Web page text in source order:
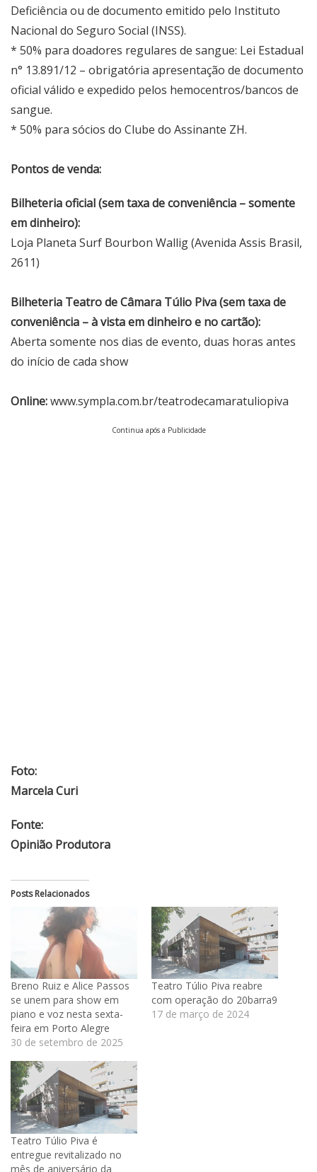
Deficiência ou de documento emitido pelo Instituto
Nacional do Seguro Social (INSS).
* 50% para doadores regulares de sangue: Lei Estadual
n° 13.891/12 – obrigatória apresentação de documento
oficial válido e expedido pelos hemocentros/bancos de
sangue.
* 50% para sócios do Clube do Assinante ZH.
Pontos de venda:
Bilheteria oficial (sem taxa de conveniência – somente
em dinheiro):
Loja Planeta Surf Bourbon Wallig (Avenida Assis Brasil,
2611)
Bilheteria Teatro de Câmara Túlio Piva (sem taxa de
conveniência – à vista em dinheiro e no cartão):
Aberta somente nos dias de evento, duas horas antes
do início de cada show
Online:www.sympla.com.br/teatrodecamaratuliopiva
Continua após a Publicidade
Foto:
Marcela Curi
Fonte:
Opinião Produtora
Posts Relacionados
Breno Ruiz e Alice Passos
se unem para show em
piano e voz nesta sexta-
feira em Porto Alegre
30 de setembro de 2025
Teatro Túlio Piva reabre
com operação do 20barra9
17 de março de 2024
Teatro Túlio Piva é
entregue revitalizado no
mês de aniversário da